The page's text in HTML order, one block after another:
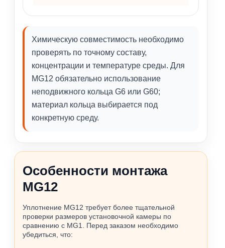
Химическую совместимость необходимо
проверять по точному составу,
концентрации и температуре среды. Для
MG12 обязательно использование
неподвижного кольца G6 или G60;
материал кольца выбирается под
конкретную среду.
Особенности монтажа
MG12
Уплотнение MG12 требует более тщательной
проверки размеров установочной камеры по
сравнению с MG1. Перед заказом необходимо
убедиться, что: